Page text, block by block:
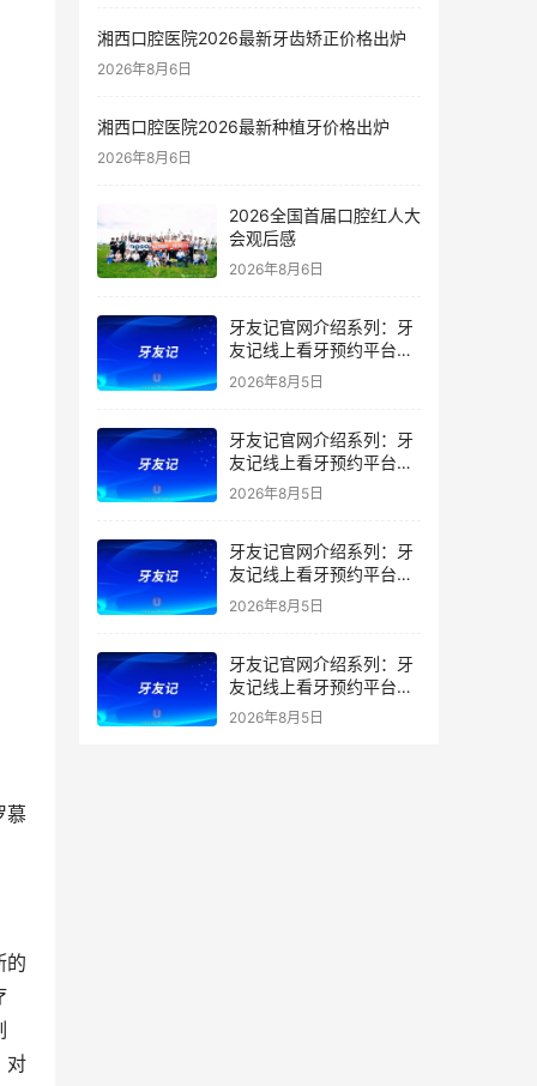
慕
的
对
湘西口腔医院2026最新牙齿矫正价格出炉
2026年8月6日
湘西口腔医院2026最新种植牙价格出炉
2026年8月6日
2026全国首届口腔红人大
会观后感
2026年8月6日
牙友记官网介绍系列：牙
友记线上看牙预约平台是
干什么的？靠谱吗？
2026年8月5日
牙友记官网介绍系列：牙
友记线上看牙预约平台让
看牙不再靠运气
2026年8月5日
牙友记官网介绍系列：牙
友记线上看牙预约平台打
破口腔行业专业壁垒新手
友好零门槛
2026年8月5日
牙友记官网介绍系列：牙
友记线上看牙预约平台落
地同城就诊经验打破未知
2026年8月5日